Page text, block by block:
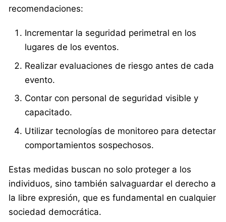
recomendaciones:
Incrementar la seguridad perimetral en los
lugares de los eventos.
Realizar evaluaciones de riesgo antes de cada
evento.
Contar con personal de seguridad visible y
capacitado.
Utilizar tecnologías de monitoreo para detectar
comportamientos sospechosos.
Estas medidas buscan no solo proteger a los
individuos, sino también salvaguardar el derecho a
la libre expresión, que es fundamental en cualquier
sociedad democrática.